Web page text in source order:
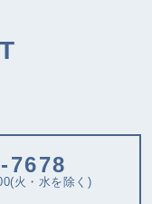
7678
火・水を除く)